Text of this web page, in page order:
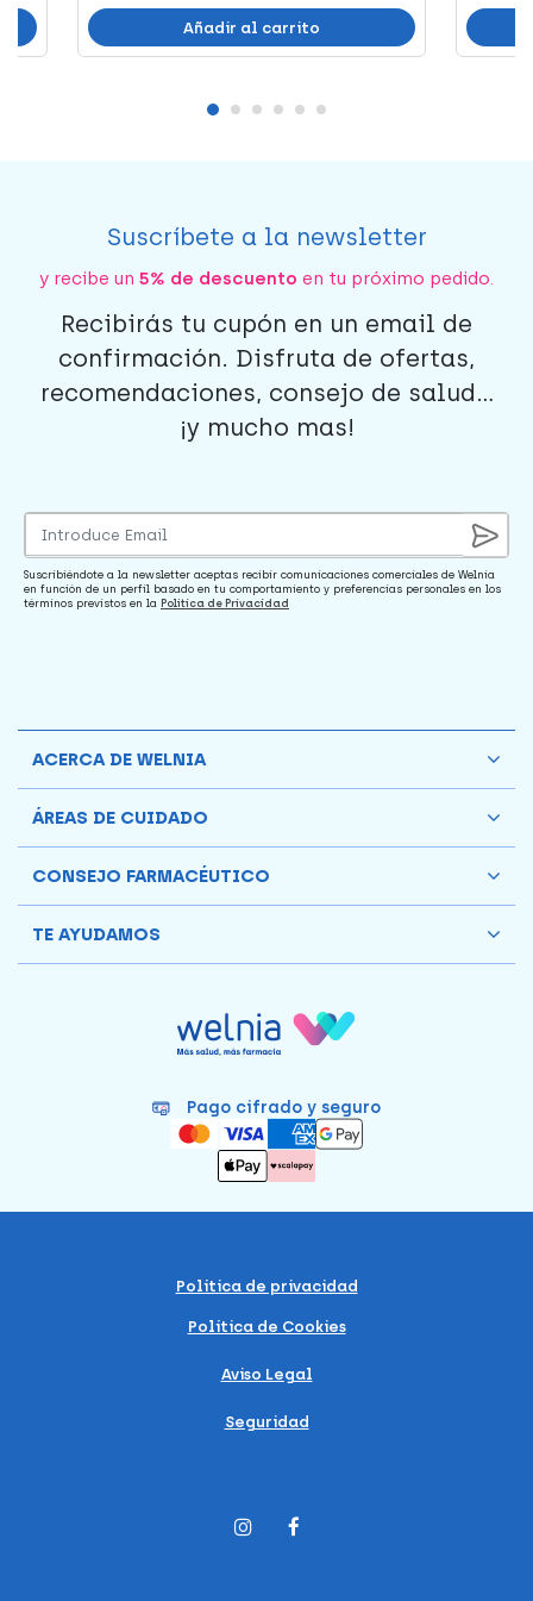
Añadir al carrito
Suscríbete a la newsletter
y recibe un 5% de descuento en tu próximo pedido.
Recibirás tu cupón en un email de
confirmación. Disfruta de ofertas,
recomendaciones, consejo de salud...
¡y mucho mas!
Suscribiéndote a la newsletter aceptas recibir comunicaciones comerciales de Welnia
en función de un perfil basado en tu comportamiento y preferencias personales en los
términos previstos en la Política de Privacidad
Pago cifrado y seguro
ACERCA DE WELNIA
ÁREAS DE CUIDADO
CONSEJO FARMACÉUTICO
TE AYUDAMOS
Política de privacidad
Política de Cookies
Aviso Legal
Seguridad